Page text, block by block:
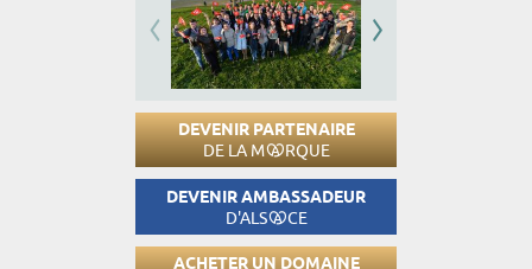
DEVENIR PARTENAIRE
DE LA M RQUE
DEVENIR AMBASSADEUR
D'ALS CE